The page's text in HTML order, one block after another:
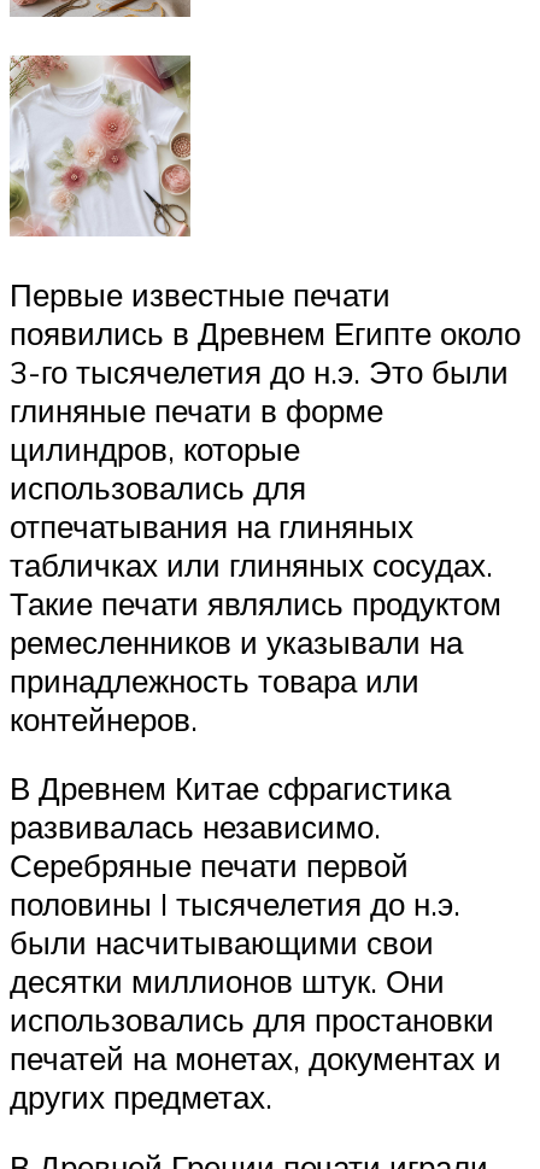
Первые известные печати
появились в Древнем Египте около
3-го тысячелетия до н.э. Это были
глиняные печати в форме
цилиндров, которые
использовались для
отпечатывания на глиняных
табличках или глиняных сосудах.
Такие печати являлись продуктом
ремесленников и указывали на
принадлежность товара или
контейнеров.
В Древнем Китае сфрагистика
развивалась независимо.
Серебряные печати первой
половины I тысячелетия до н.э.
были насчитывающими свои
десятки миллионов штук. Они
использовались для простановки
печатей на монетах, документах и
других предметах.